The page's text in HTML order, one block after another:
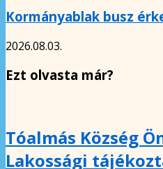
Kormányablak busz
2026.08.03.
Ezt olvasta már?
Tóalmás Község
Lakossági